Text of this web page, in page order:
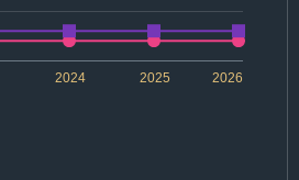
2024 2026
2025